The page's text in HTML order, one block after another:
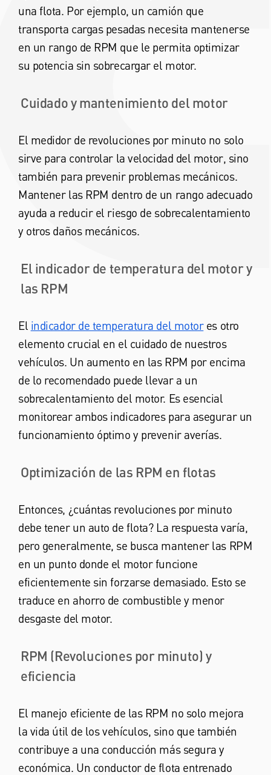
una flota. Por ejemplo, un camión que
transporta cargas pesadas necesita mantenerse
en un rango de RPM que le permita optimizar
su potencia sin sobrecargar el motor.
Cuidado y mantenimiento del motor
El medidor de revoluciones por minuto no solo
sirve para controlar la velocidad del motor, sino
también para prevenir problemas mecánicos.
Mantener las RPM dentro de un rango adecuado
ayuda a reducir el riesgo de sobrecalentamiento
y otros daños mecánicos.
El indicador de temperatura del motor y
las RPM
El indicador de temperatura del motores otro
elemento crucial en el cuidado de nuestros
vehículos. Un aumento en las RPM por encima
de lo recomendado puede llevar a un
sobrecalentamiento del motor. Es esencial
monitorear ambos indicadores para asegurar un
funcionamiento óptimo y prevenir averías.
Optimización de las RPM en flotas
Entonces, ¿cuántas revoluciones por minuto
debe tener un auto de flota? La respuesta varía,
pero generalmente, se busca mantener las RPM
en un punto donde el motor funcione
eficientemente sin forzarse demasiado. Esto se
traduce en ahorro de combustible y menor
desgaste del motor.
RPM (Revoluciones por minuto) y
eficiencia
El manejo eficiente de las RPM no solo mejora
la vida útil de los vehículos, sino que también
contribuye a una conducción más segura y
económica. Un conductor de flota entrenado